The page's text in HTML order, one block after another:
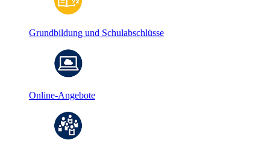
Grundbildung und Schulabschlüsse
Online-Angebote